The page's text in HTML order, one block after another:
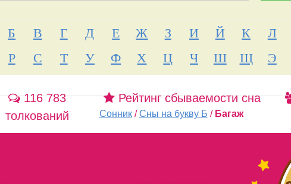
Б В Г Д Е Ж З И Й К Л
Р С Т У Ф Х Ц Ч Ш Щ Э
116 783
толкований
Рейтинг сбываемости сна
Сонник /Сны на букву Б / Багаж